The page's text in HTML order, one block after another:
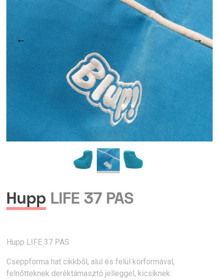
← →
Hupp LIFE 37 PAS
Hupp LIFE 37 PAS
Cseppforma hat cikkből, alul és felül körformával,
felnőtteknek deréktámasztó jelleggel, kicsiknek